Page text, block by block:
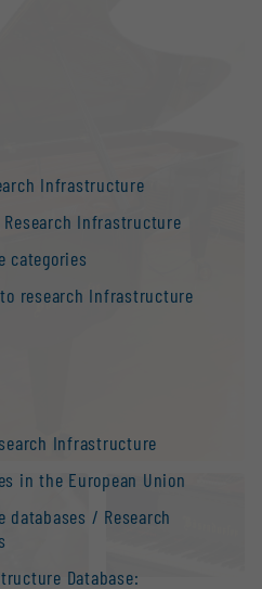
Infrastructure
Infrastructure
categories
research Infrastructure
Infrastructure
in the European Union
/ Research
Database: